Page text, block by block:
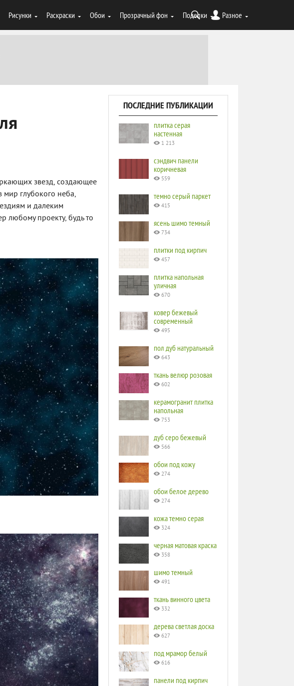
Рисунки Раскраски Обои Прозрачный фон Поделки Разное
звезд, создающее
мир глубокого неба,
и далеким
любому проекту, будь то
ПОСЛЕДНИЕ ПУБЛИКАЦИИ
плитка серая
настенная
1 213
сэндвич панели
коричневая
559
темно серый паркет
415
ясень шимо темный
734
плитки под кирпич
457
плитка напольная
уличная
670
ковер бежевый
современный
495
пол дуб натуральный
643
ткань велюр розовая
602
керамогранит плитка
напольная
753
дуб серо бежевый
566
обои под кожу
274
обои белое дерево
274
кожа темно серая
324
черная матовая краска
358
шимо темный
491
ткань винного цвета
332
дерева светлая доска
627
под мрамор белый
616
панели под кирпич